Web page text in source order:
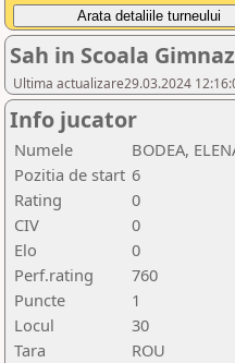
Sah in Scoala
Ultima actualizare29.03.2024
Info jucator
Numele
BODEA,
Pozitia de start 6
Rating
0
CIV
0
Elo
0
Perf.rating
760
Puncte
1
Locul
30
Tara
ROU